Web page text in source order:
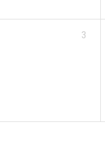
3